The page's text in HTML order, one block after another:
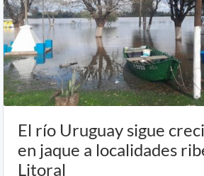
El río Uruguay sigue
en jaque a localidades
Litoral